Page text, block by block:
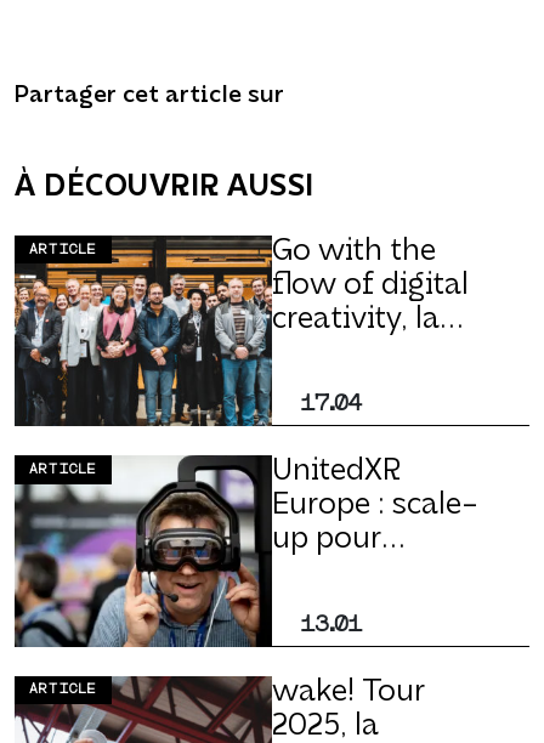
Partager cet article sur
À DÉCOUVRIR AUSSI
ARTICLE
17.04
Go with the
flow of digital
creativity, la
créative est en
marche !
ARTICLE
13.01
UnitedXR
Europe : scale-
up pour
propulse
l’écosystème XR
belge sur la
scène mondiale
ARTICLE
wake! Tour
2025, la